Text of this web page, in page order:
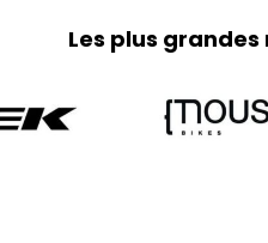
Les plus